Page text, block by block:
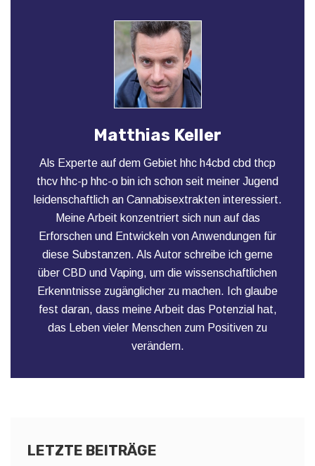
Matthias Keller
Als Experte auf dem Gebiet hhc h4cbd cbd thcp
thcv hhc-p hhc-o bin ich schon seit meiner Jugend
leidenschaftlich an Cannabisextrakten interessiert.
Meine Arbeit konzentriert sich nun auf das
Erforschen und Entwickeln von Anwendungen für
diese Substanzen. Als Autor schreibe ich gerne
über CBD und Vaping, um die wissenschaftlichen
Erkenntnisse zugänglicher zu machen. Ich glaube
fest daran, dass meine Arbeit das Potenzial hat,
das Leben vieler Menschen zum Positiven zu
verändern.
LETZTE BEITRÄGE